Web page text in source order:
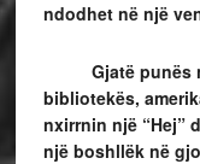
ndodhet në një
Gjatë punës
bibliotekës,
nxirrnin një “Hej”
një boshllëk në